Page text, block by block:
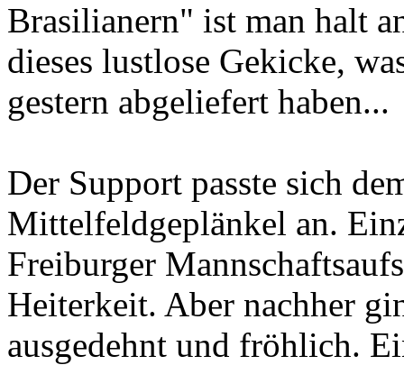
Brasilianern" ist man halt
dieses lustlose Gekicke,
gestern abgeliefert haben...
Der Support passte sich
Mittelfeldgeplänkel an.
Freiburger
Heiterkeit. Aber nachher
ausgedehnt und fröhlich.